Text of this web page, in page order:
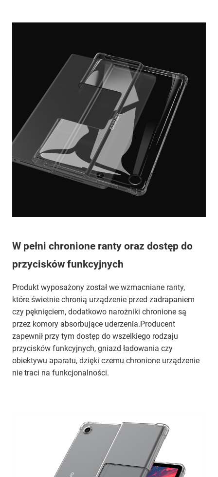
W pełni chronione ranty oraz dostęp do
przycisków funkcyjnych
Produkt wyposażony został we wzmacniane ranty,
które świetnie chronią urządzenie przed zadrapaniem
czy pęknięciem, dodatkowo narożniki chronione są
przez komory absorbujące uderzenia.Producent
zapewnił przy tym dostęp do wszelkiego rodzaju
przycisków funkcyjnych, gniazd ładowania czy
obiektywu aparatu, dzięki czemu chronione urządzenie
nie traci na funkcjonalności.